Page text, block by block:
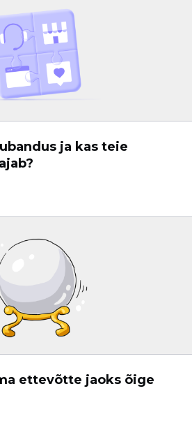
ja kas teie
ettevõtte jaoks õige